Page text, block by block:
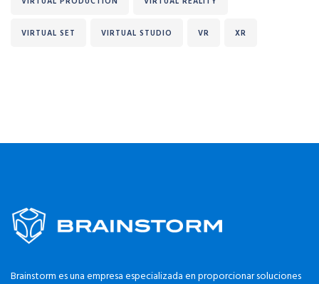
VIRTUAL SET VIRTUAL STUDIO VR XR
Brainstorm es una empresa especializada en proporcionar soluciones